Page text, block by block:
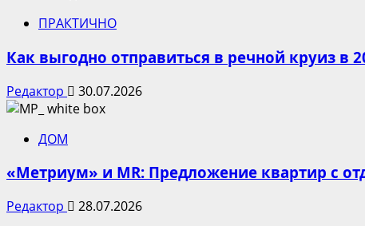
ПРАКТИЧНО
Как выгодно отправиться в речной круиз в
Редактор 30.07.2026
ДОМ
«Метриум» и MR: Предложение квартир с
Редактор 28.07.2026